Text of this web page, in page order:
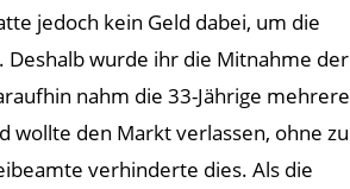
jedoch kein Geld dabei, um die
Deshalb wurde ihr die Mitnahme der
nahm die 33-Jährige mehrere
wollte den Markt verlassen, ohne zu
verhinderte dies. Als die